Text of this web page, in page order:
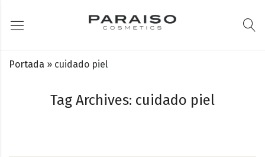
Tag Archives: cuidado piel
Portada » cuidado piel